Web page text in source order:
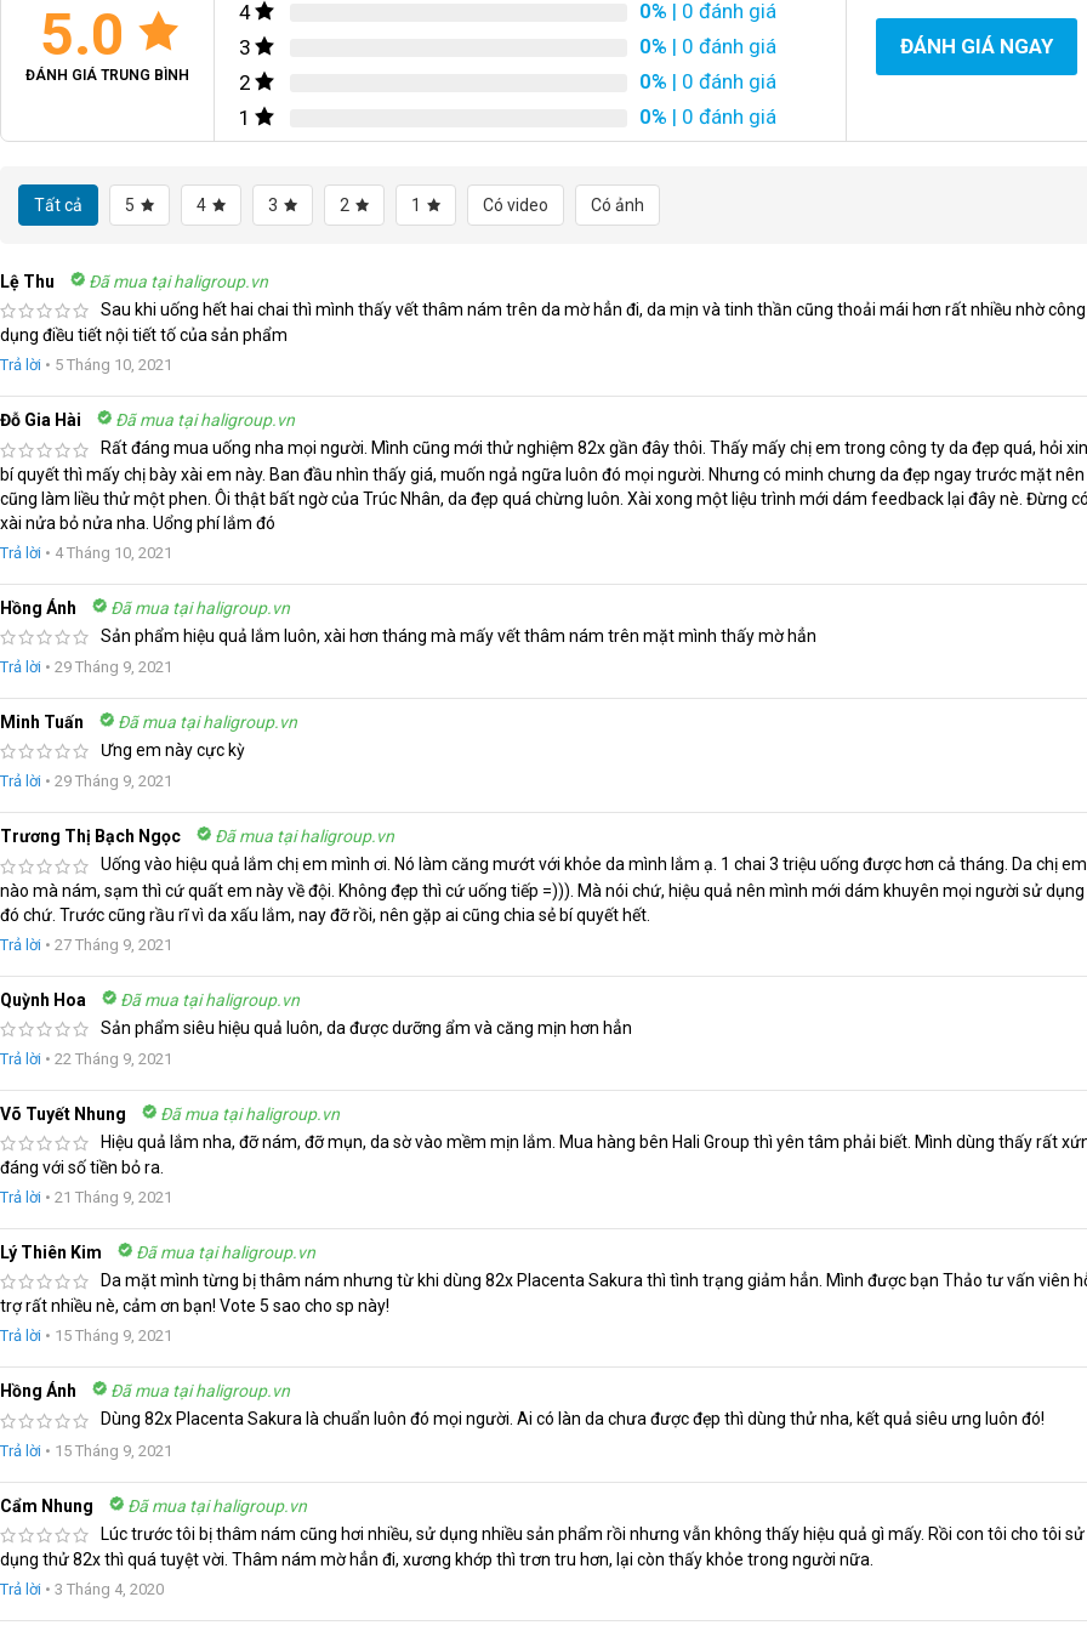
5.0
ĐÁNH GIÁ TRUNG BÌNH
4 0% | 0 đánh giá
3
0% | 0 đánh giá
2
0% | 0 đánh giá
1
0% | 0 đánh giá
ĐÁNH GIÁ NGAY
Tất cả 5 4 3 2 1 Có video Có ảnh
Lệ Thu
Đã mua tại haligroup.vn
Sau khi uống hết hai chai thì mình thấy vết thâm nám trên da mờ hẳn đi, da mịn và tinh thần cũng thoải mái hơn rất nhiều nhờ công
dụng điều tiết nội tiết tố của sản phẩm
Trả lời • 5 Tháng 10, 2021
Đỗ Gia Hài
Đã mua tại haligroup.vn
Rất đáng mua uống nha mọi người. Mình cũng mới thử nghiệm 82x gần đây thôi. Thấy mấy chị em trong công ty da đẹp quá, hỏi xin
bí quyết thì mấy chị bày xài em này. Ban đầu nhìn thấy giá, muốn ngả ngữa luôn đó mọi người. Nhưng có minh chưng da đẹp ngay trước mặt nên
cũng làm liều thử một phen. Ôi thật bất ngờ của Trúc Nhân, da đẹp quá chừng luôn. Xài xong một liệu trình mới dám feedback lại đây nè. Đừng
xài nửa bỏ nửa nha. Uổng phí lắm đó
Trả lời • 4 Tháng 10, 2021
Hồng Ánh
Đã mua tại haligroup.vn
Sản phẩm hiệu quả lắm luôn, xài hơn tháng mà mấy vết thâm nám trên mặt mình thấy mờ hẳn
Trả lời • 29 Tháng 9, 2021
Minh Tuấn
Đã mua tại haligroup.vn
Ưng em này cực kỳ
Trả lời • 29 Tháng 9, 2021
Trương Thị Bạch Ngọc
Đã mua tại haligroup.vn
Uống vào hiệu quả lắm chị em mình ơi. Nó làm căng mướt với khỏe da mình lắm ạ. 1 chai 3 triệu uống được hơn cả tháng. Da chị em
nào mà nám, sạm thì cứ quất em này về đội. Không đẹp thì cứ uống tiếp =))). Mà nói chứ, hiệu quả nên mình mới dám khuyên mọi người sử dụng
đó chứ. Trước cũng rầu rĩ vì da xấu lắm, nay đỡ rồi, nên gặp ai cũng chia sẻ bí quyết hết.
Trả lời • 27 Tháng 9, 2021
Quỳnh Hoa
Đã mua tại haligroup.vn
Sản phẩm siêu hiệu quả luôn, da được dưỡng ẩm và căng mịn hơn hẳn
Trả lời • 22 Tháng 9, 2021
Võ Tuyết Nhung
Đã mua tại haligroup.vn
Hiệu quả lắm nha, đỡ nám, đỡ mụn, da sờ vào mềm mịn lắm. Mua hàng bên Hali Group thì yên tâm phải biết. Mình dùng thấy rất
đáng với số tiền bỏ ra.
Trả lời • 21 Tháng 9, 2021
Lý Thiên Kim
Đã mua tại haligroup.vn
Da mặt mình từng bị thâm nám nhưng từ khi dùng 82x Placenta Sakura thì tình trạng giảm hẳn. Mình được bạn Thảo tư vấn viên
trợ rất nhiều nè, cảm ơn bạn! Vote 5 sao cho sp này!
Trả lời • 15 Tháng 9, 2021
Hồng Ánh
Đã mua tại haligroup.vn
Dùng 82x Placenta Sakura là chuẩn luôn đó mọi người. Ai có làn da chưa được đẹp thì dùng thử nha, kết quả siêu ưng luôn đó!
Trả lời • 15 Tháng 9, 2021
Cẩm Nhung
Đã mua tại haligroup.vn
Lúc trước tôi bị thâm nám cũng hơi nhiều, sử dụng nhiều sản phẩm rồi nhưng vẫn không thấy hiệu quả gì mấy. Rồi con tôi cho tôi sử
dụng thử 82x thì quá tuyệt vời. Thâm nám mờ hẳn đi, xương khớp thì trơn tru hơn, lại còn thấy khỏe trong người nữa.
Trả lời • 3 Tháng 4, 2020